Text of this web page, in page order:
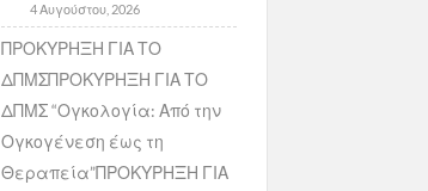
4 Αυγούστου, 2026
ΠΡΟΚΥΡΗΞΗ ΓΙΑ ΤΟ
ΔΠΜΣΠΡΟΚΥΡΗΞΗ ΓΙΑ ΤΟ
ΔΠΜΣ “Ογκολογία: Από την
Ογκογένεση έως τη
Θεραπεία”ΠΡΟΚΥΡΗΞΗ ΓΙΑ